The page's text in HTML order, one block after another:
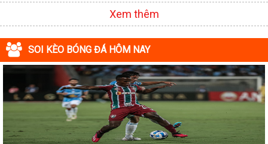
Xem thêm
SOI KÈO BÓNG ĐÁ HÔM NAY